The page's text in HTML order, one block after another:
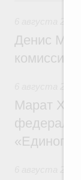
Денис
комиссии
Марат
«Единого